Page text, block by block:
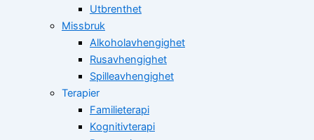
Utbrenthet
Missbruk
Alkoholavhengighet
Rusavhengighet
Spilleavhengighet
Terapier
Familieterapi
Kognitivterapi